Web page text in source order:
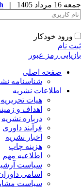
جمعه 16 مرداد 1405 |
ورود خودکار
ثبت نام
بازیابی رمز عبور
صفحه اصلی
شناسنامه
اطلاعات نشریه
هیات تحریریه
اهداف و
درباره نشریه
فرآیند داوری
اخبار نشریه
هزینه چاپ
اطلاعیه مهم
سیاست
اسامی
سیاست